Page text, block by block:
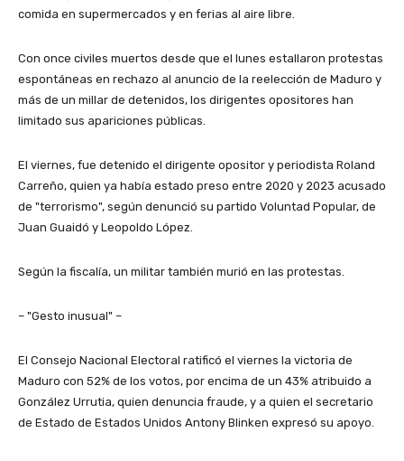
comida en supermercados y en ferias al aire libre.
Con once civiles muertos desde que el lunes estallaron protestas
espontáneas en rechazo al anuncio de la reelección de Maduro y
más de un millar de detenidos, los dirigentes opositores han
limitado sus apariciones públicas.
El viernes, fue detenido el dirigente opositor y periodista Roland
Carreño, quien ya había estado preso entre 2020 y 2023 acusado
de "terrorismo", según denunció su partido Voluntad Popular, de
Juan Guaidó y Leopoldo López.
Según la fiscalía, un militar también murió en las protestas.
– "Gesto inusual" –
El Consejo Nacional Electoral ratificó el viernes la victoria de
Maduro con 52% de los votos, por encima de un 43% atribuido a
González Urrutia, quien denuncia fraude, y a quien el secretario
de Estado de Estados Unidos Antony Blinken expresó su apoyo.